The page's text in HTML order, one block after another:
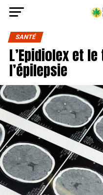
SANTÉ
L’Epidiolex et
l’épilepsie